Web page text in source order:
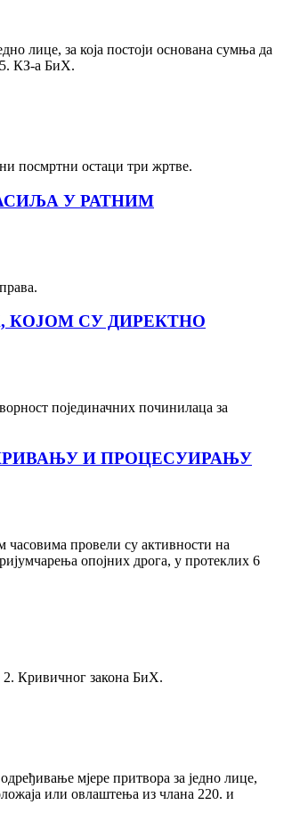
лице, за која постоји основана сумња да
КЗ-а БиХ.
посмртни остаци три жртве.
У РАТНИМ
КОЈОМ СУ ДИРЕКТНО
појединачних починилаца за
И ПРОЦЕСУИРАЊУ
провели су активности на
опојних дрога, у протеклих 6
2. Кривичног закона БиХ.
мјере притвора за једно лице,
или овлаштења из члана 220. и